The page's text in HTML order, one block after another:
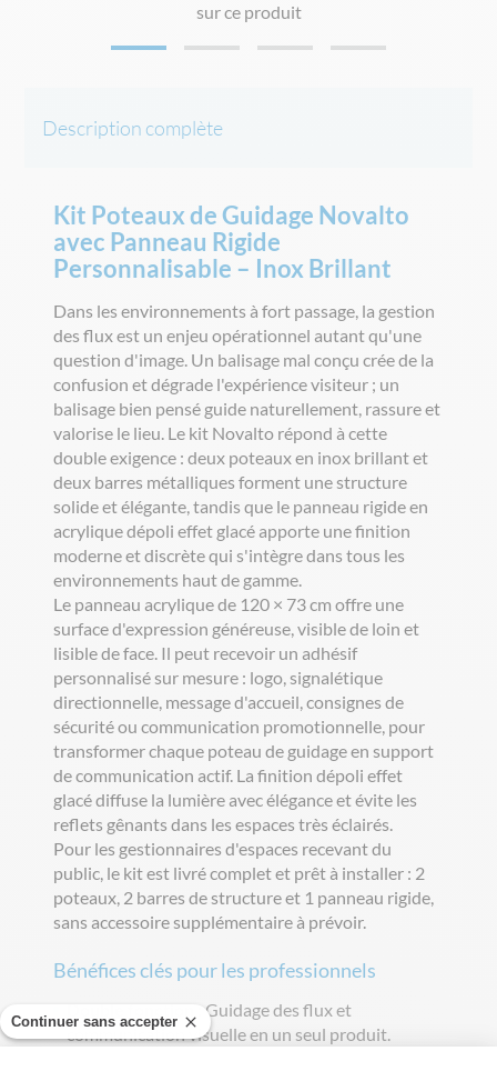
Continuer sans accepter
sur ce produit
Description complète
Kit Poteaux de Guidage Novalto
avec Panneau Rigide
Personnalisable – Inox Brillant
Dans les environnements à fort passage, la gestion
des flux est un enjeu opérationnel autant qu'une
question d'image. Un balisage mal conçu crée de la
confusion et dégrade l'expérience visiteur ; un
balisage bien pensé guide naturellement, rassure et
valorise le lieu. Le kit Novalto répond à cette
double exigence : deux poteaux en inox brillant et
deux barres métalliques forment une structure
solide et élégante, tandis que le panneau rigide en
acrylique dépoli effet glacé apporte une finition
moderne et discrète qui s'intègre dans tous les
environnements haut de gamme.
Le panneau acrylique de 120 × 73 cm offre une
surface d'expression généreuse, visible de loin et
lisible de face. Il peut recevoir un adhésif
personnalisé sur mesure : logo, signalétique
directionnelle, message d'accueil, consignes de
sécurité ou communication promotionnelle, pour
transformer chaque poteau de guidage en support
de communication actif. La finition dépoli effet
glacé diffuse la lumière avec élégance et évite les
reflets gênants dans les espaces très éclairés.
Pour les gestionnaires d'espaces recevant du
public, le kit est livré complet et prêt à installer : 2
poteaux, 2 barres de structure et 1 panneau rigide,
sans accessoire supplémentaire à prévoir.
Bénéfices clés pour les professionnels
: Guidage des flux et
communication visuelle en un seul produit.